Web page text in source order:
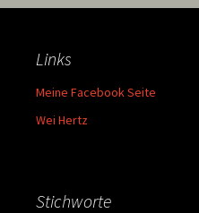
Links
Meine Facebook Seite
Wei Hertz
Stichworte